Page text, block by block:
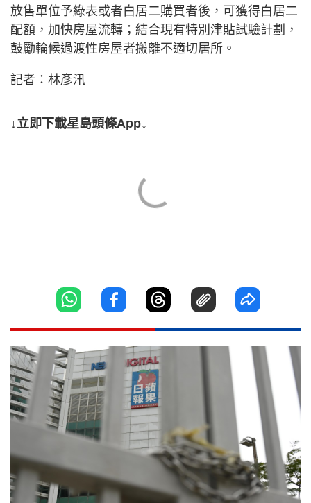
放售單位予綠表或者白居二購買者後，可獲得白居二
配額，加快房屋流轉；結合現有特別津貼試驗計劃，
鼓勵輪候過渡性房屋者搬離不適切居所。
記者：林彥汛
↓立即下載星島頭條App↓